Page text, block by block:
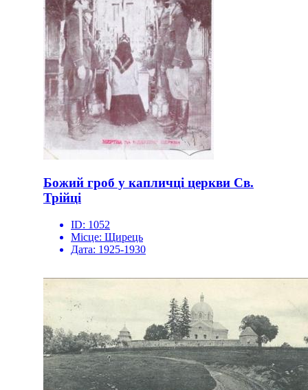
Божий гроб у капличці церкви Св.
Трійці
ID: 1052
Місце: Щирець
Дата: 1925-1930